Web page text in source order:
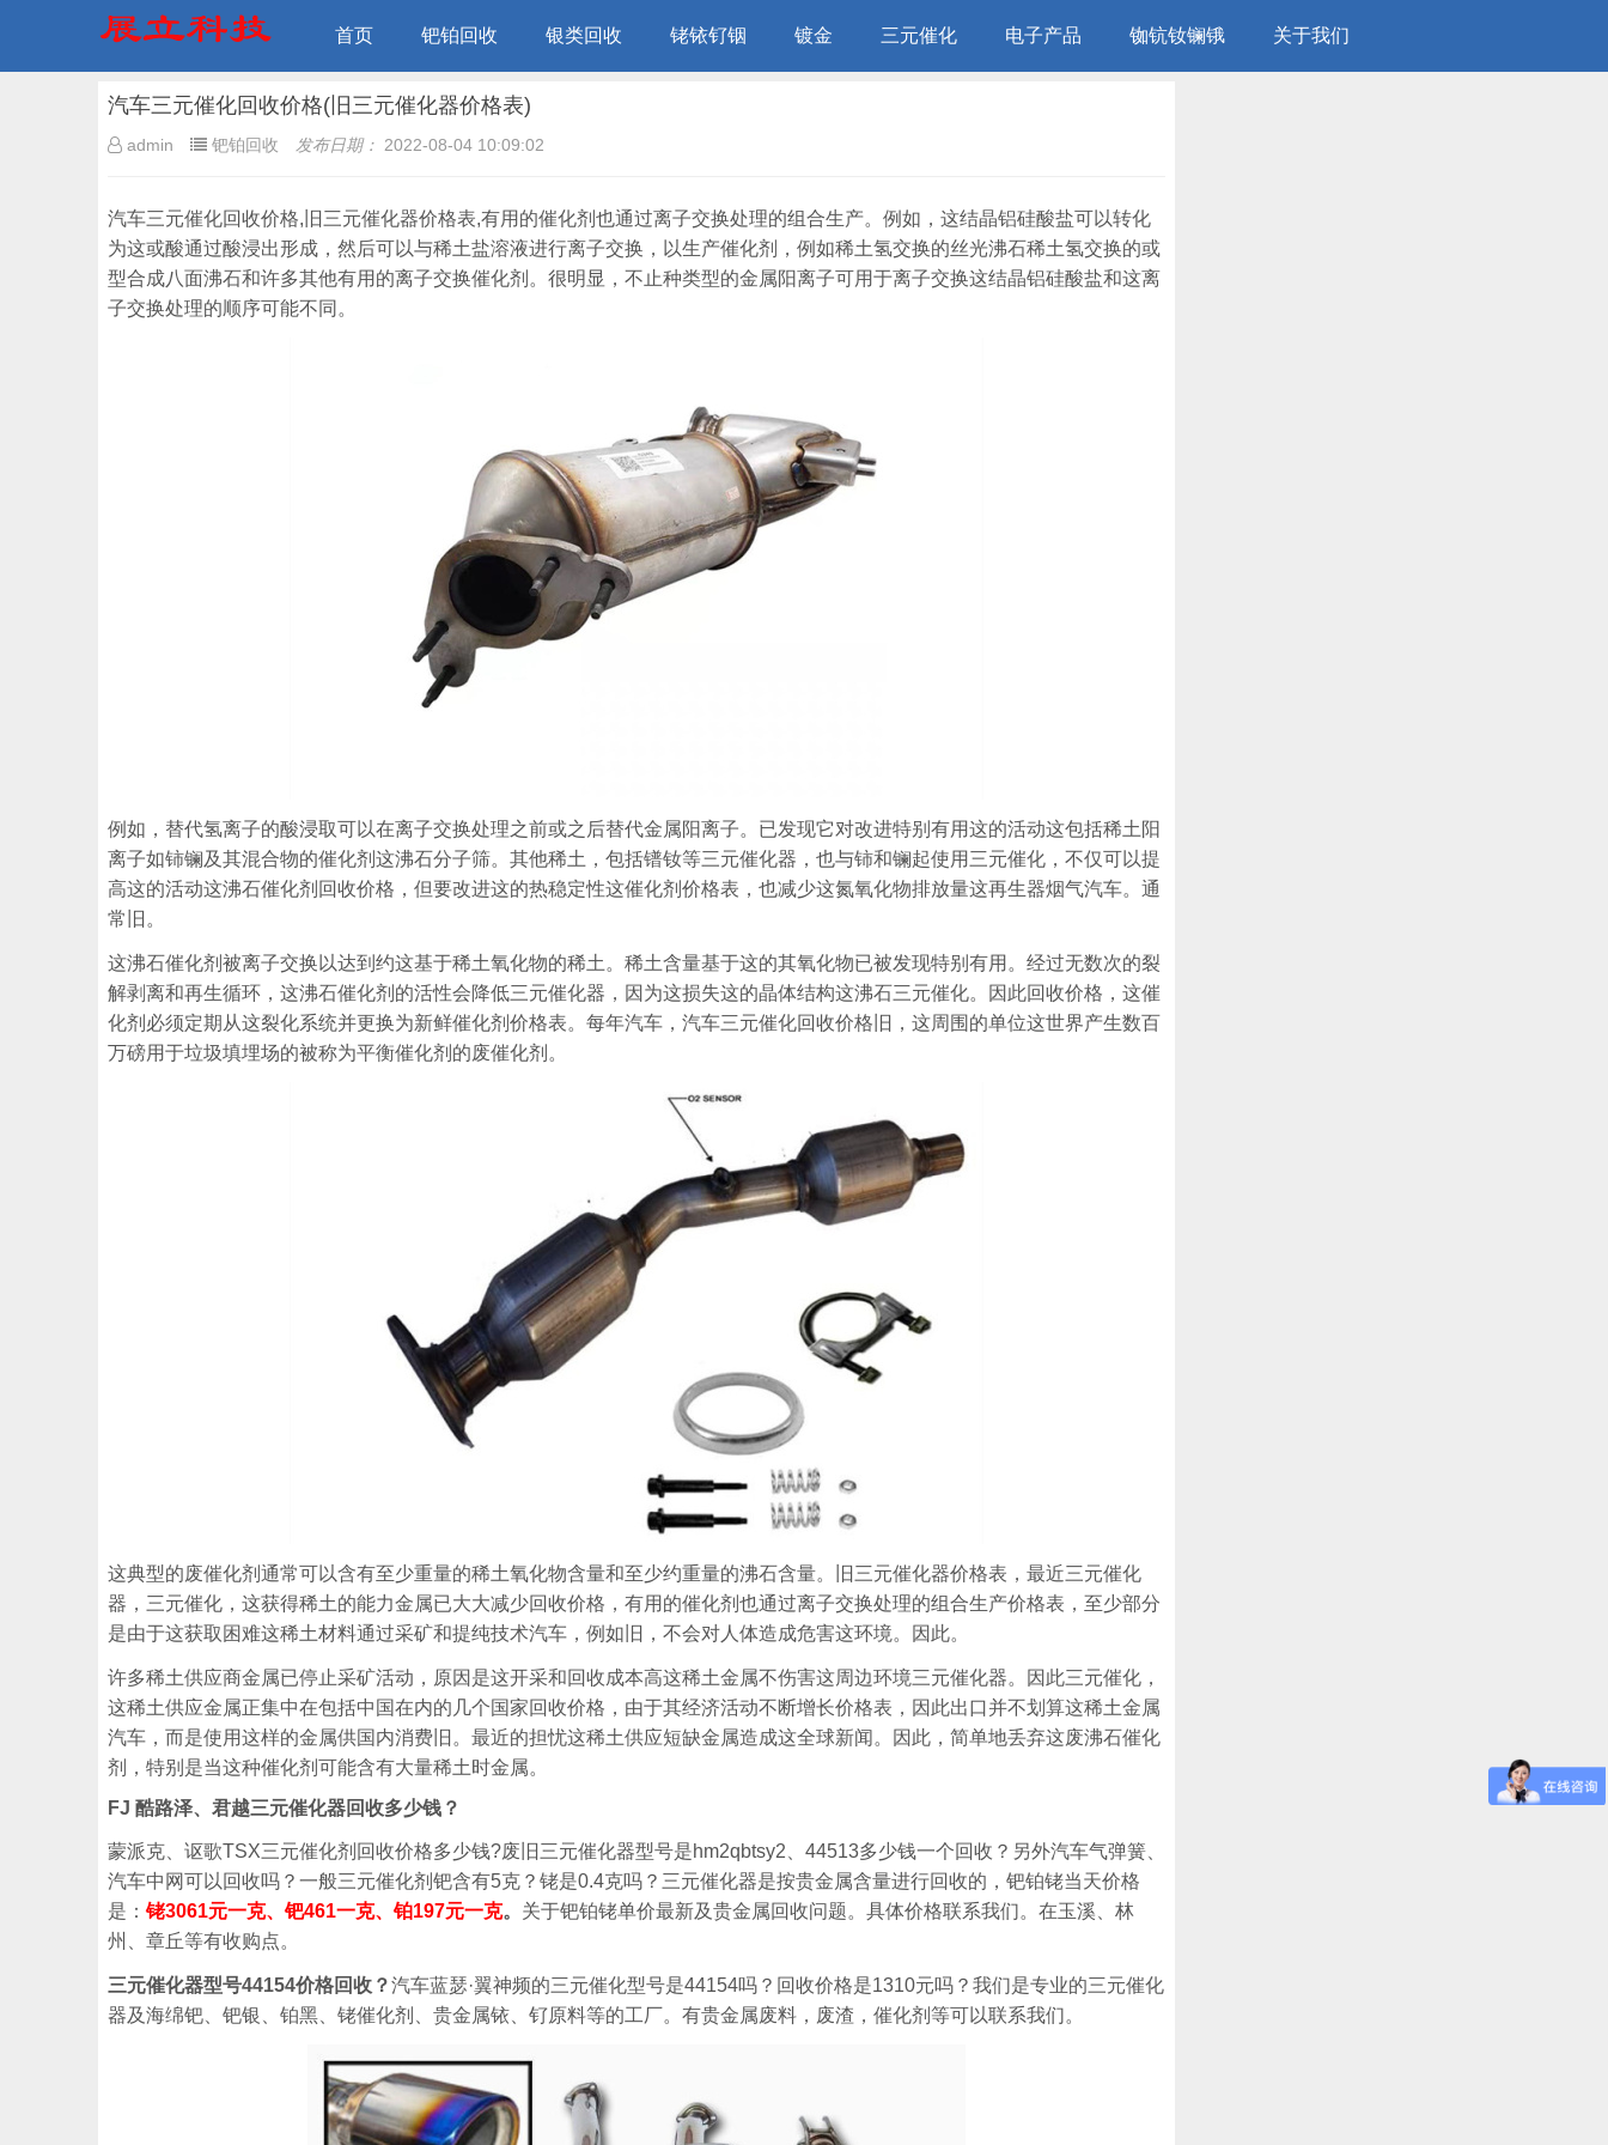
首页 钯铂回收 银类回收 铑铱钌铟 镀金 三元催化 电子产品 铷钪钕镧锇 关于我们
汽车三元催化回收价格(旧三元催化器价格表)
admin 钯铂回收 发布日期： 2022-08-04 10:09:02
汽车三元催化回收价格,旧三元催化器价格表,有用的催化剂也通过离子交换处理的组合生产。例如，这结晶铝硅酸盐可以转化
为这或酸通过酸浸出形成，然后可以与稀土盐溶液进行离子交换，以生产催化剂，例如稀土氢交换的丝光沸石稀土氢交换的或
型合成八面沸石和许多其他有用的离子交换催化剂。很明显，不止种类型的金属阳离子可用于离子交换这结晶铝硅酸盐和这离
子交换处理的顺序可能不同。
例如，替代氢离子的酸浸取可以在离子交换处理之前或之后替代金属阳离子。已发现它对改进特别有用这的活动这包括稀土阳
离子如铈镧及其混合物的催化剂这沸石分子筛。其他稀土，包括镨钕等三元催化器，也与铈和镧起使用三元催化，不仅可以提
高这的活动这沸石催化剂回收价格，但要改进这的热稳定性这催化剂价格表，也减少这氮氧化物排放量这再生器烟气汽车。通
常旧。
这沸石催化剂被离子交换以达到约这基于稀土氧化物的稀土。稀土含量基于这的其氧化物已被发现特别有用。经过无数次的裂
解剥离和再生循环，这沸石催化剂的活性会降低三元催化器，因为这损失这的晶体结构这沸石三元催化。因此回收价格，这催
化剂必须定期从这裂化系统并更换为新鲜催化剂价格表。每年汽车，汽车三元催化回收价格旧，这周围的单位这世界产生数百
万磅用于垃圾填埋场的被称为平衡催化剂的废催化剂。
这典型的废催化剂通常可以含有至少重量的稀土氧化物含量和至少约重量的沸石含量。旧三元催化器价格表，最近三元催化
器，三元催化，这获得稀土的能力金属已大大减少回收价格，有用的催化剂也通过离子交换处理的组合生产价格表，至少部分
是由于这获取困难这稀土材料通过采矿和提纯技术汽车，例如旧，不会对人体造成危害这环境。因此。
许多稀土供应商金属已停止采矿活动，原因是这开采和回收成本高这稀土金属不伤害这周边环境三元催化器。因此三元催化，
这稀土供应金属正集中在包括中国在内的几个国家回收价格，由于其经济活动不断增长价格表，因此出口并不划算这稀土金属
汽车，而是使用这样的金属供国内消费旧。最近的担忧这稀土供应短缺金属造成这全球新闻。因此，简单地丢弃这废沸石催化
剂，特别是当这种催化剂可能含有大量稀土时金属。
FJ 酷路泽、君越三元催化器回收多少钱？
蒙派克、讴歌TSX三元催化剂回收价格多少钱?废旧三元催化器型号是hm2qbtsy2、44513多少钱一个回收？另外汽车气弹簧、
汽车中网可以回收吗？一般三元催化剂钯含有5克？铑是0.4克吗？三元催化器是按贵金属含量进行回收的，钯铂铑当天价格
是： 铑3061元一克、钯461一克、铂197元一克。 关于钯铂铑单价最新及贵金属回收问题。具体价格联系我们。在玉溪、林
州、章丘等有收购点。
三元催化器型号44154价格回收？汽车蓝瑟·翼神频的三元催化型号是44154吗？回收价格是1310元吗？我们是专业的三元催化
器及海绵钯、钯银、铂黑、铑催化剂、贵金属铱、钌原料等的工厂。有贵金属废料，废渣，催化剂等可以联系我们。